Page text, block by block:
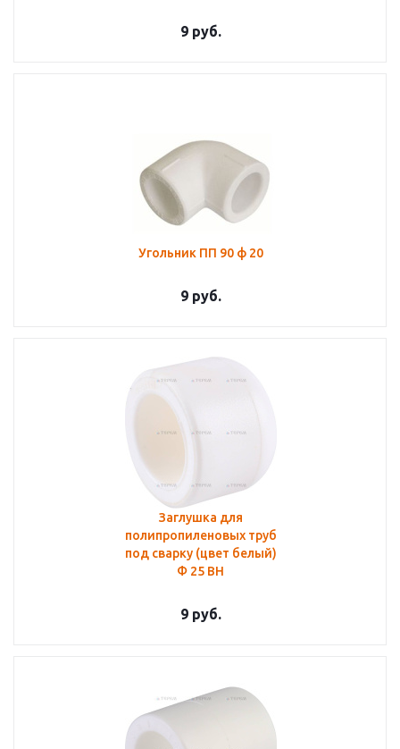
9руб.
Угольник ПП 90 ф 20
9руб.
Заглушка для
полипропиленовых труб
под сварку (цвет белый)
Ф 25 ВН
9руб.